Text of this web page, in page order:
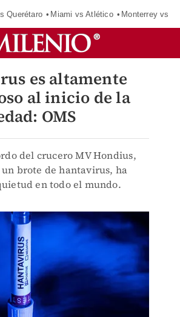
Querétaro Miami vs Atlético Monterrey vs
es altamente
al inicio de la
OMS
del crucero MV Hondius,
brote de hantavirus, ha
en todo el mundo.